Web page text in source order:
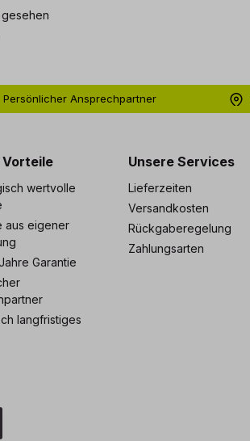
Persönlicher Ansprechpartner
Vorteile
wertvolle
aus eigener
Garantie
langfristiges
Unsere Services
Lieferzeiten
Versandkosten
Rückgaberegelung
Zahlungsarten